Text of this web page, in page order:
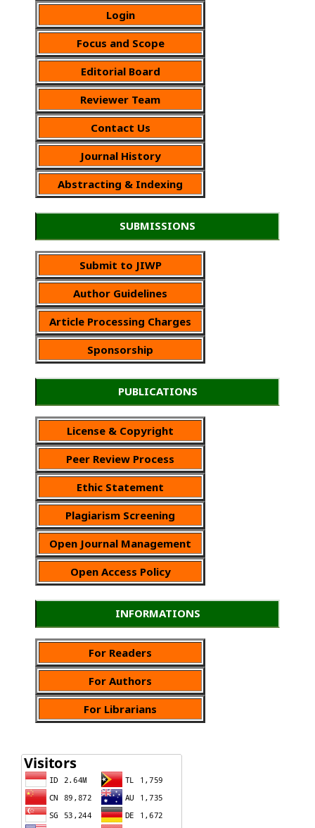
Login
Focus and Scope
Editorial Board
Reviewer Team
Contact Us
Journal History
Abstracting & Indexing
SUBMISSIONS
Submit to JIWP
Author Guidelines
Article Processing Charges
Sponsorship
PUBLICATIONS
License & Copyright
Peer Review Process
Ethic Statement
Plagiarism Screening
Open Journal Management
Open Access Policy
INFORMATIONS
For Readers
For Authors
For Librarians